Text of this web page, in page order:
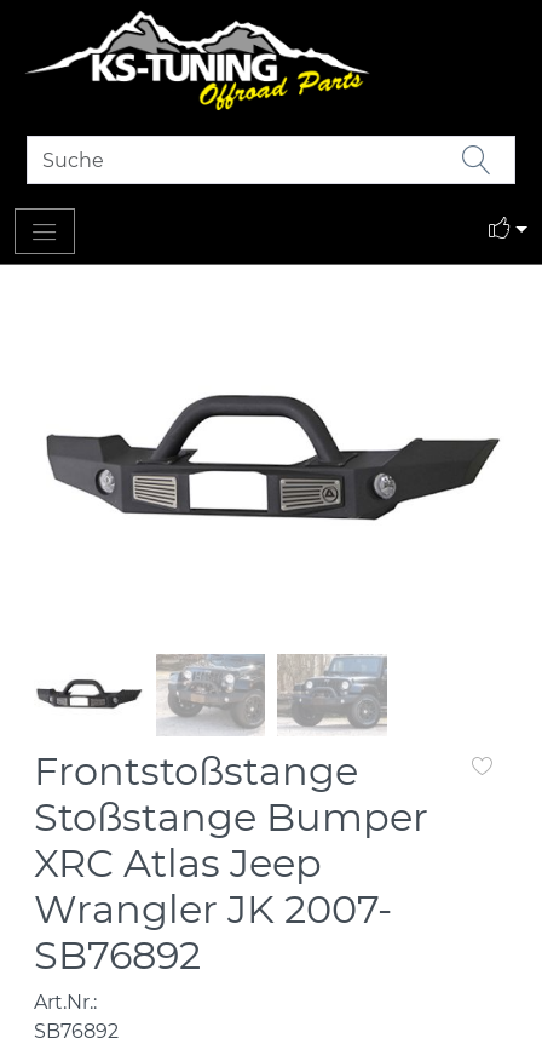
Frontstoßstange
Stoßstange Bumper
XRC Atlas Jeep
Wrangler JK 2007-
SB76892
Art.Nr.:
SB76892